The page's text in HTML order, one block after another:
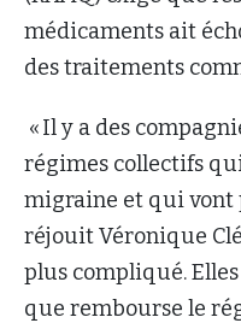
médicaments ait
des traitements
« Il y a des
régimes collectifs
migraine et qui vont
réjouit Véronique
plus compliqué.
que rembourse le